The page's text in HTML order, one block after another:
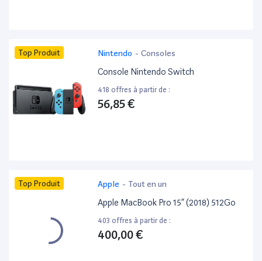
Top Produit Nintendo - Consoles
Console Nintendo Switch
418 offres à partir de :
56,85 €
Top Produit Apple - Tout en un
Apple MacBook Pro 15” (2018) 512Go
403 offres à partir de :
400,00 €